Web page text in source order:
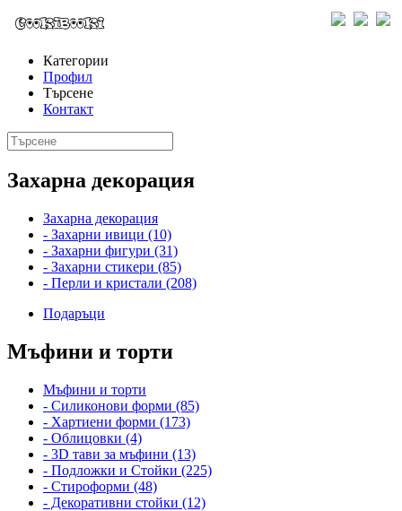
Категории
Профил
Търсене
Контакт
Захарна декорация
Захарна декорация
- Захарни ивици (10)
- Захарни фигури (31)
- Захарни стикери (85)
- Перли и кристали (208)
Подаръци
Мъфини и торти
Мъфини и торти
- Силиконови форми (85)
- Хартиени форми (173)
- Облицовки (4)
- 3D тави за мъфини (13)
- Подложки и Стойки (225)
- Стироформи (48)
- Декоративни стойки (12)